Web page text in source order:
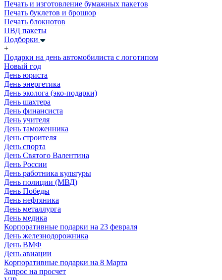
Печать и изготовление бумажных пакетов
Печать буклетов и брошюр
Печать блокнотов
ПВД пакеты
Подборки
+
Подарки на день автомобилиста с логотипом
Новый год
День юриста
День энергетика
День эколога (эко-подарки)
День шахтера
День финансиста
День учителя
День таможенника
День строителя
День спорта
День Святого Валентина
День России
День работника культуры
День полиции (МВД)
День Победы
День нефтяника
День металлурга
День медика
Корпоративные подарки на 23 февраля
День железнодорожника
День ВМФ
День авиации
Корпоративные подарки на 8 Марта
Запрос на просчет